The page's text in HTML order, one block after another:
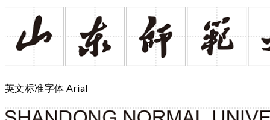
英文标准字体 Arial